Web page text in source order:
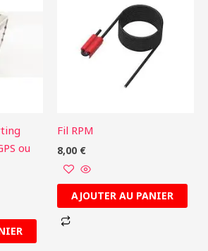
ou
Fil RPM
8,00 €
AJOUTER AU PANIER